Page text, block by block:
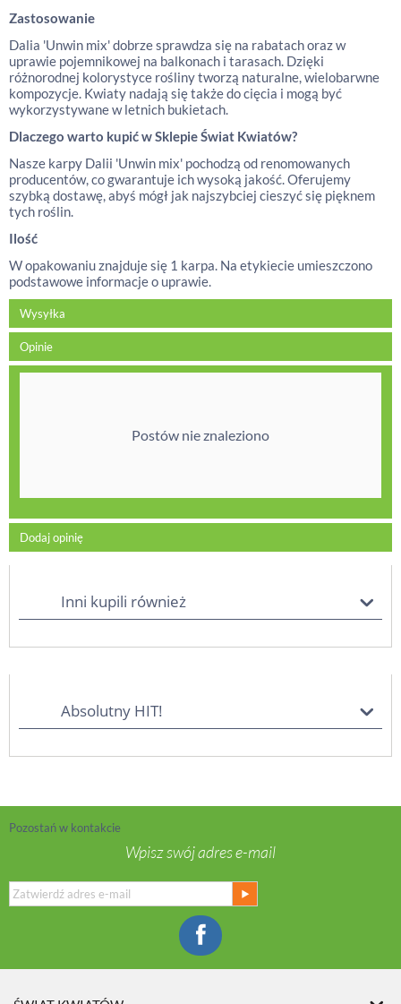
Zastosowanie
Dalia 'Unwin mix' dobrze sprawdza się na rabatach oraz w
uprawie pojemnikowej na balkonach i tarasach. Dzięki
różnorodnej kolorystyce rośliny tworzą naturalne, wielobarwne
kompozycje. Kwiaty nadają się także do cięcia i mogą być
wykorzystywane w letnich bukietach.
Dlaczego warto kupić w Sklepie Świat Kwiatów?
Nasze karpy Dalii 'Unwin mix' pochodzą od renomowanych
producentów, co gwarantuje ich wysoką jakość. Oferujemy
szybką dostawę, abyś mógł jak najszybciej cieszyć się pięknem
tych roślin.
Ilość
W opakowaniu znajduje się 1 karpa. Na etykiecie umieszczono
podstawowe informacje o uprawie.
Wysyłka
Opinie
Postów nie znaleziono
Dodaj opinię
Inni kupili również
Absolutny HIT!
Pozostań w kontakcie
Wpisz swój adres e-mail